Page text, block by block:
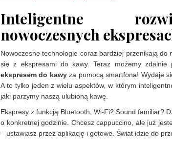
Inteligentne
nowoczesnych
Nowoczesne technologie coraz bardziej przenikają
się z ekspresami do kawy. Teraz możemy zdalnie
ekspresem do kawyza pomocą smartfona! Wydaje
A to tylko jeden z wielu aspektów, w którym
jaki parzymy naszą ulubioną kawę.
Ekspresy z funkcją Bluetooth, Wi-Fi? Sound familiar?
o konkretnej godzinie. Chcesz cappuccino, ale już
– ustawiasz przez aplikację i gotowe. Świat idzie do